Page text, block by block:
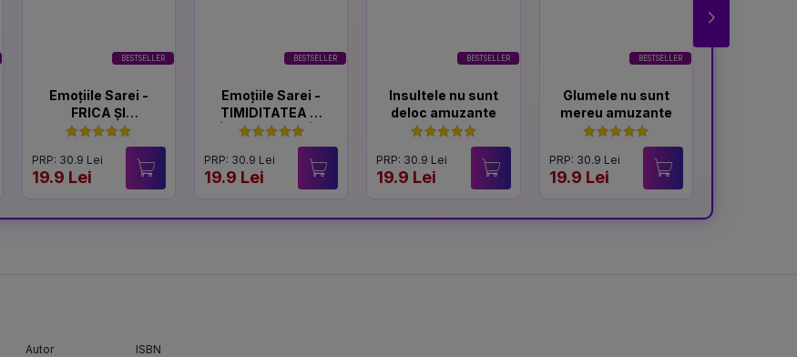
BESTSELLER
Emoțiile Sarei -
FRICA ȘI
CURAJUL
PRP: 30.9 Lei
19.9 Lei
BESTSELLER
Emoțiile Sarei -
TIMIDITATEA ȘI
ÎNCREDEREA ÎN
PRP: 30.9 Lei
19.9 Lei
BESTSELLER
Insultele nu sunt
deloc amuzante
PRP: 30.9 Lei
19.9 Lei
BESTSELLER
Glumele nu sunt
mereu amuzante
PRP: 30.9 Lei
19.9 Lei
Autor ISBN